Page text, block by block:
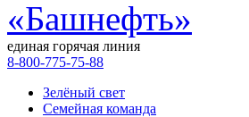
единая горячая линия
8-800-775-75-88
Зелёный свет
Семейная команда